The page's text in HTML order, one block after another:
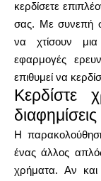
κερδίσετε
σας. Με συνεπή
να χτίσουν
εφαρμογές
επιθυμεί να
Κερδίστε
διαφημίσεις
Η
ένας άλλος
χρήματα. Αν και